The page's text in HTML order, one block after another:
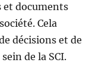
et documents
Cela
décisions et de
de la SCI.